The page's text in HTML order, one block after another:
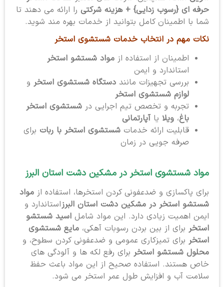
حرفه ای {رسوب زدایی} + هزینه شرکتیرا ارائه می دهند تا
شما با اطمینان کامل بتوانید از خدمات بهره مند شوید.
نکات مهم در انتخاب خدمات شستشوی استخر
اطمینان از استفاده از مواد شستشو استخر
استاندارد و ایمن
بررسی تجهیزات مانند دستگاه شستشوی استخرو
لوازم شستشوی استخر
تجربه و تخصص تیم اجرایی در شستشوی استخر
باغ، ویلایا آپارتمانی
قابلیت ارائه خدمات شستشوی استخر با رباتبرای
صرفه جویی در زمان
مواد شستشوی استخر در مشکین دشت استان البرز
برای پاکسازی و ضدعفونی کردن استخرها، استفاده از مواد
شستشو استخر در مشکین دشت استان البرزاستاندارد و
ایمن اهمیت زیادی دارد. این مواد شامل اسید شستشو
استخربرای از بین بردن رسوبات آهکی، مایع شستشوی
استخربرای تمیزکاری عمومی و ضدعفونی کردن سطوح، و
محلول شستشو استخربرای رفع لکه ها و آلودگی های
خاص هستند. استفاده صحیح از این مواد باعث حفظ
سلامت آب و افزایش طول عمر استخر می شود.